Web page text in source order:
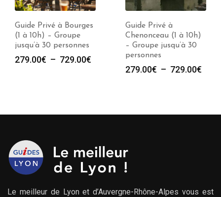
Guide Privé à Bourges
(1 à 10h) – Groupe
jusqu’à 30 personnes
279.00€ – 729.00€
729.00€
Guide Privé à
Chenonceau (1 à 10h)
– Groupe jusqu’à 30
personnes
279.00€ – 729.00€
à
Le meilleur de Lyon et d’Auvergne-Rhône-Alpes vous est